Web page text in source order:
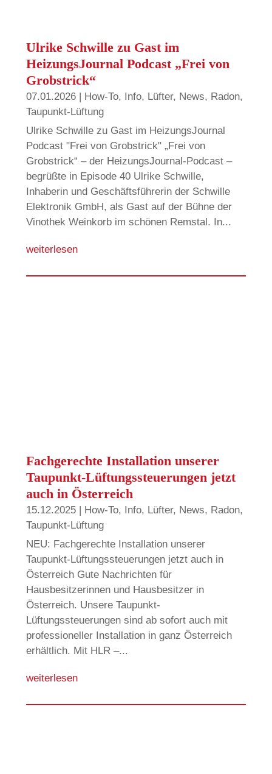
Ulrike Schwille zu Gast im
HeizungsJournal Podcast „Frei von
Grobstrick“
07.01.2026| How-To, Info, Lüfter, News, Radon,
Taupunkt-Lüftung
Ulrike Schwille zu Gast im HeizungsJournal
Podcast "Frei von Grobstrick" „Frei von
Grobstrick“ – der HeizungsJournal-Podcast –
begrüßte in Episode 40 Ulrike Schwille,
Inhaberin und Geschäftsführerin der Schwille
Elektronik GmbH, als Gast auf der Bühne der
Vinothek Weinkorb im schönen Remstal. In...
weiterlesen
Fachgerechte Installation unserer
Taupunkt-Lüftungssteuerungen jetzt
auch in Österreich
15.12.2025| How-To, Info, Lüfter, News, Radon,
Taupunkt-Lüftung
NEU: Fachgerechte Installation unserer
Taupunkt-Lüftungssteuerungen jetzt auch in
Österreich Gute Nachrichten für
Hausbesitzerinnen und Hausbesitzer in
Österreich. Unsere Taupunkt-
Lüftungssteuerungen sind ab sofort auch mit
professioneller Installation in ganz Österreich
erhältlich. Mit HLR –...
weiterlesen